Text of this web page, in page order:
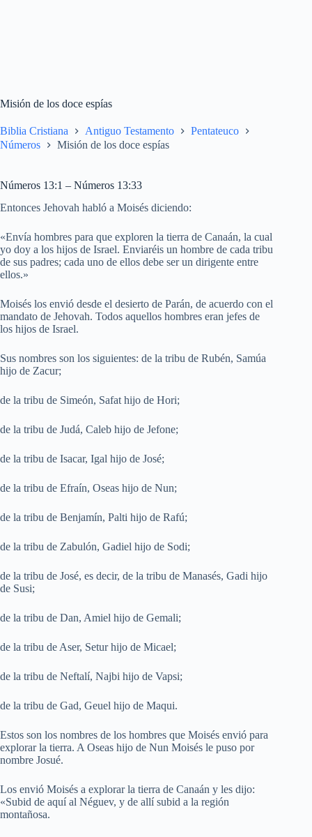
Misión de los doce espías
Biblia Cristiana Antiguo Testamento
Pentateuco
Números
Misión de los doce espías
Números 13:1 – Números 13:33
Entonces Jehovah habló a Moisés diciendo:
«Envía hombres para que exploren la tierra de Canaán, la cual
yo doy a los hijos de Israel. Enviaréis un hombre de cada tribu
de sus padres; cada uno de ellos debe ser un dirigente entre
ellos.»
Moisés los envió desde el desierto de Parán, de acuerdo con el
mandato de Jehovah. Todos aquellos hombres eran jefes de
los hijos de Israel.
Sus nombres son los siguientes: de la tribu de Rubén, Samúa
hijo de Zacur;
de la tribu de Simeón, Safat hijo de Hori;
de la tribu de Judá, Caleb hijo de Jefone;
de la tribu de Isacar, Igal hijo de José;
de la tribu de Efraín, Oseas hijo de Nun;
de la tribu de Benjamín, Palti hijo de Rafú;
de la tribu de Zabulón, Gadiel hijo de Sodi;
de la tribu de José, es decir, de la tribu de Manasés, Gadi hijo
de Susi;
de la tribu de Dan, Amiel hijo de Gemali;
de la tribu de Aser, Setur hijo de Micael;
de la tribu de Neftalí, Najbi hijo de Vapsi;
de la tribu de Gad, Geuel hijo de Maqui.
Estos son los nombres de los hombres que Moisés envió para
explorar la tierra. A Oseas hijo de Nun Moisés le puso por
nombre Josué.
Los envió Moisés a explorar la tierra de Canaán y les dijo:
«Subid de aquí al Néguev, y de allí subid a la región
montañosa.